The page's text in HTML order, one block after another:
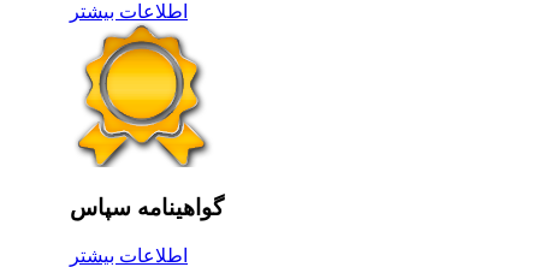
اطلاعات بیشتر
گواهینامه سپاس
اطلاعات بیشتر